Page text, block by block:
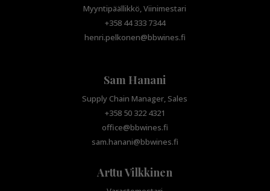
Myyntipäällikkö, Viinimestari
+358 44 333 7344
henri.pelkonen@bbwines.fi
Sam Hanani
Supply Chain Manager, Sales
+358 50 322 4321
office@bbwines.fi
sam.hanani@bbwines.fi
Arttu Vilkkinen